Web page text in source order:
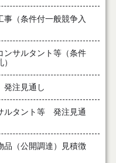
（条件付一般競争入
サルタント等（条件
注見通し
ルタント等 発注見通
（公開調達）見積徴